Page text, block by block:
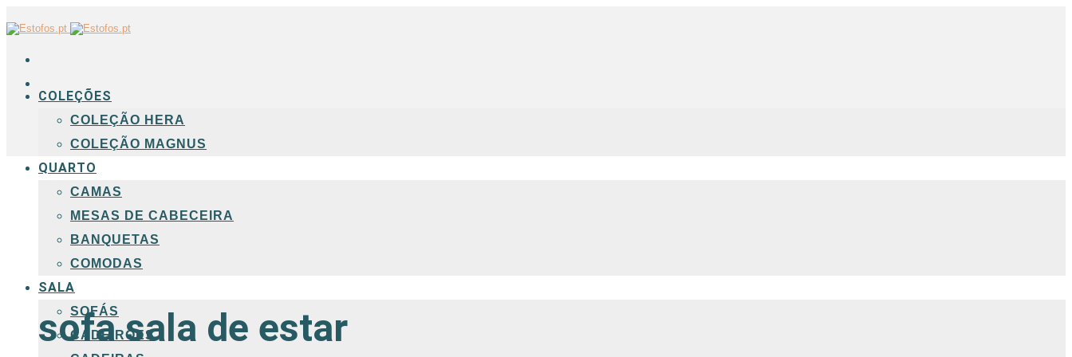
COLEÇÕES
COLEÇÃO HERA
COLEÇÃO MAGNUS
QUARTO
CAMAS
MESAS DE CABECEIRA
BANQUETAS
COMODAS
SALA
SOFÁS
CADEIRÕES
sofa sala de estar